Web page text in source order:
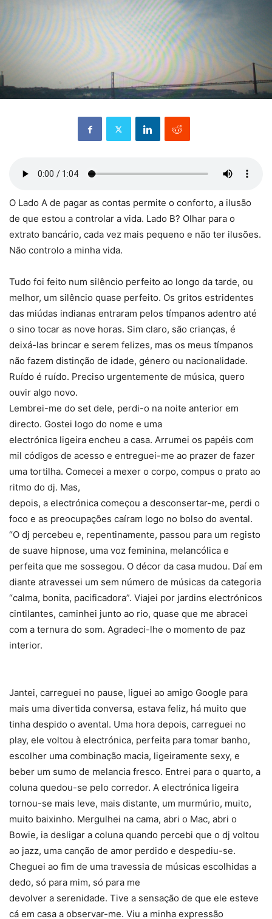
O Lado A de pagar as contas permite o conforto, a ilusão
de que estou a controlar a vida. Lado B? Olhar para o
extrato bancário, cada vez mais pequeno e não ter ilusões.
Não controlo a minha vida.
Tudo foi feito num silêncio perfeito ao longo da tarde, ou
melhor, um silêncio quase perfeito. Os gritos estridentes
das miúdas indianas entraram pelos tímpanos adentro até
o sino tocar as nove horas. Sim claro, são crianças, é
deixá-las brincar e serem felizes, mas os meus tímpanos
não fazem distinção de idade, género ou nacionalidade.
Ruído é ruído. Preciso urgentemente de música, quero
ouvir algo novo.
Lembrei-me do set dele, perdi-o na noite anterior em
directo. Gostei logo do nome e uma
electrónica ligeira encheu a casa. Arrumei os papéis com
mil códigos de acesso e entreguei-me ao prazer de fazer
uma tortilha. Comecei a mexer o corpo, compus o prato ao
ritmo do dj. Mas,
depois, a electrónica começou a desconsertar-me, perdi o
foco e as preocupações caíram logo no bolso do avental.
“O dj percebeu e, repentinamente, passou para um registo
de suave hipnose, uma voz feminina, melancólica e
perfeita que me sossegou. O décor da casa mudou. Daí em
diante atravessei um sem número de músicas da categoria
“calma, bonita, pacificadora”. Viajei por jardins electrónicos
cintilantes, caminhei junto ao rio, quase que me abracei
com a ternura do som. Agradeci-lhe o momento de paz
interior.
Jantei, carreguei no pause, liguei ao amigo Google para
mais uma divertida conversa, estava feliz, há muito que
tinha despido o avental. Uma hora depois, carreguei no
play, ele voltou à electrónica, perfeita para tomar banho,
escolher uma combinação macia, ligeiramente sexy, e
beber um sumo de melancia fresco. Entrei para o quarto, a
coluna quedou-se pelo corredor. A electrónica ligeira
tornou-se mais leve, mais distante, um murmúrio, muito,
muito baixinho. Mergulhei na cama, abri o Mac, abri o
Bowie, ia desligar a coluna quando percebi que o dj voltou
ao jazz, uma canção de amor perdido e despediu-se.
Cheguei ao fim de uma travessia de músicas escolhidas a
dedo, só para mim, só para me
devolver a serenidade. Tive a sensação de que ele esteve
cá em casa a observar-me. Viu a minha expressão